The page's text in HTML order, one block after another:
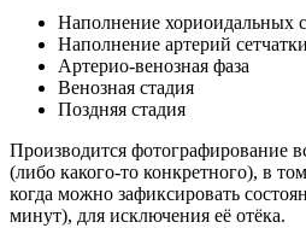
Наполнение хориоидальных
Наполнение артерий сетчатки
Артерио-венозная фаза
Венозная стадия
Поздняя стадия
Производится фотографирование
(либо какого-то конкретного), в
когда можно зафиксировать
минут), для исключения её отёка.